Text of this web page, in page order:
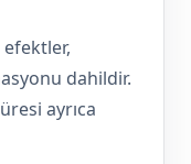
dahildir.
ayrıca